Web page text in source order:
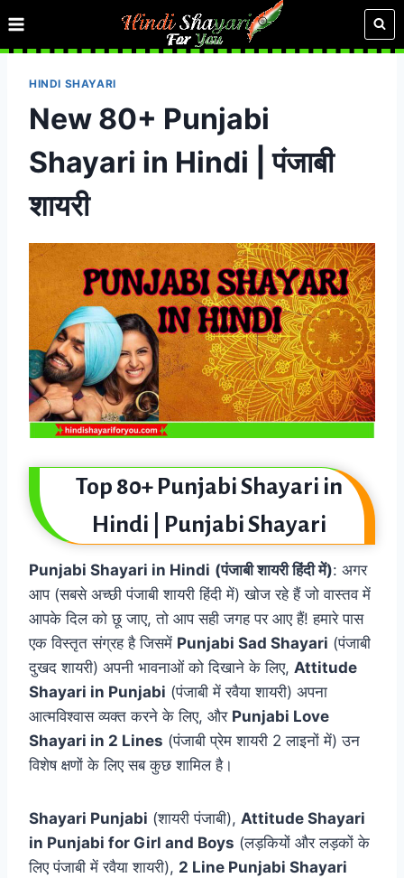
to
HINDI SHAYARI
New 80+ Punjabi
Shayari in Hindi | पंजाबी
शायरी
Top 80+ Punjabi Shayari in
Hindi | Punjabi Shayari
Punjabi Shayari in Hindi (पंजाबी शायरी हिंदी में): अगर
आप (सबसे अच्छी पंजाबी शायरी हिंदी में) खोज रहे हैं जो वास्तव में
आपके दिल को छू जाए, तो आप सही जगह पर आए हैं! हमारे पास
एक विस्तृत संग्रह है जिसमें Punjabi Sad Shayari (पंजाबी
दुखद शायरी) अपनी भावनाओं को दिखाने के लिए, Attitude
Shayari in Punjabi (पंजाबी में रवैया शायरी) अपना
आत्मविश्वास व्यक्त करने के लिए, और Punjabi Love
Shayari in 2 Lines (पंजाबी प्रेम शायरी 2 लाइनों में) उन
विशेष क्षणों के लिए सब कुछ शामिल है।
Shayari Punjabi (शायरी पंजाबी), Attitude Shayari
in Punjabi for Girl and Boys (लड़कियों और लड़कों के
लिए पंजाबी में रवैया शायरी), 2 Line Punjabi Shayari